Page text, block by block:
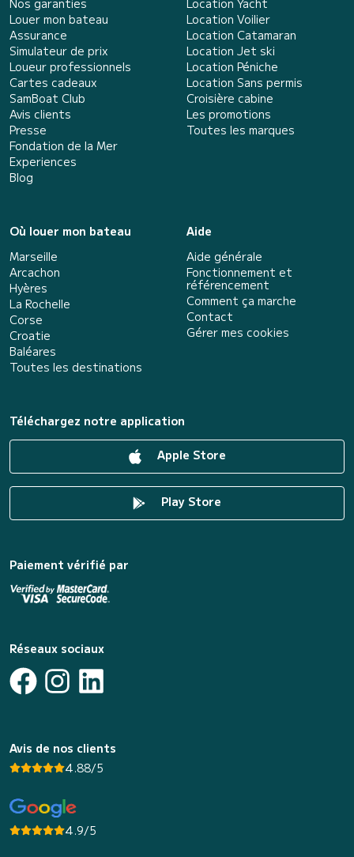
Nos garanties
Louer mon bateau
Assurance
Simulateur de prix
Loueur professionnels
Cartes cadeaux
SamBoat Club
Avis clients
Presse
Fondation de la Mer
Experiences
Blog
Location Yacht
Location Voilier
Location Catamaran
Location Jet ski
Location Péniche
Location Sans permis
Croisière cabine
Les promotions
Toutes les marques
Où louer mon bateau
Marseille
Arcachon
Hyères
La Rochelle
Corse
Croatie
Baléares
Toutes les destinations
Aide
Aide générale
Fonctionnement et
référencement
Comment ça marche
Contact
Gérer mes cookies
Téléchargez notre application
Apple Store
Play Store
Paiement vérifié par
Réseaux sociaux
Avis de nos clients
4.88/5
4.9/5